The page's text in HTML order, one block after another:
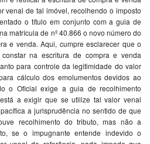
venal de tal imóvel, recolhendo o imposto
o título em conjunto com a guia de
matrícula de nº 40.866 o novo número do
e venda. Aqui, cumpre esclarecer que o
na escritura de compra e venda
para controle da legitimidade do valor
cálculo dos emolumentos devidos ao
o Oficial exige a guia de recolhimento
a exigir que se utilize tal valor venal
a jurisprudência no sentido de que
recolhimento do tributo, mas não a
se o impugnante entende indevido o